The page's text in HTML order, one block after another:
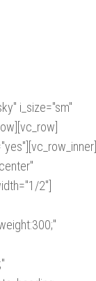
i_size="sm"
2"]